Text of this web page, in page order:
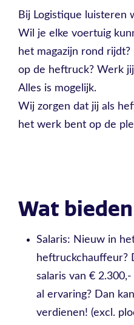
Bij Logistique luisteren
Wil je elke voertuig
het magazijn rond
op de heftruck? Werk
Alles is mogelijk.
Wij zorgen dat jij als
het werk bent op de
Wat
Salaris: Nieuw in
heftruckchauffeur?
salaris van €
al ervaring? Dan
verdienen! (excl.